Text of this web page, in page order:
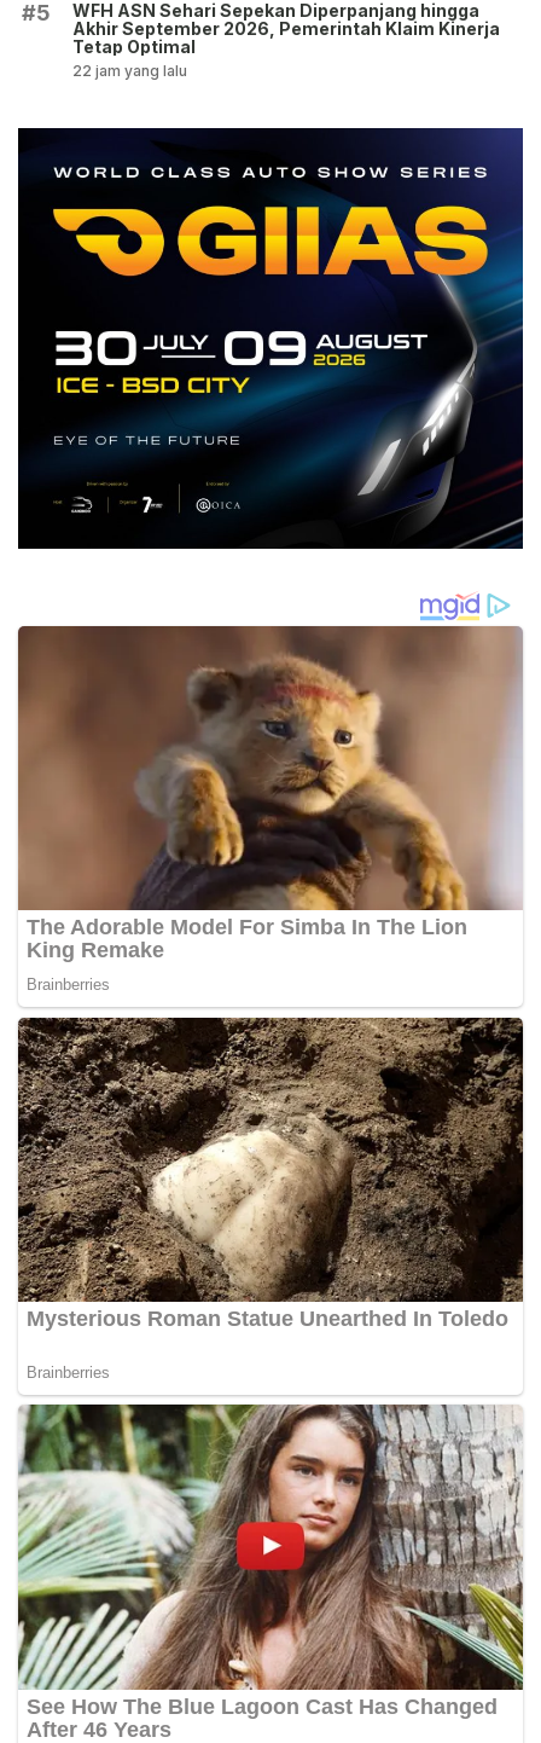
#5
WFH ASN Sehari Sepekan Diperpanjang hingga
Akhir September 2026, Pemerintah Klaim Kinerja
Tetap Optimal
22 jam yang lalu